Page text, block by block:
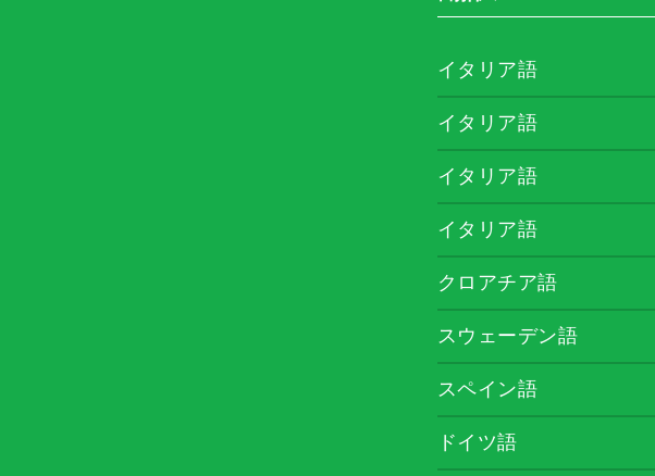
イタリア語
イタリア語
イタリア語
イタリア語
クロアチア語
スウェーデン語
スペイン語
ドイツ語